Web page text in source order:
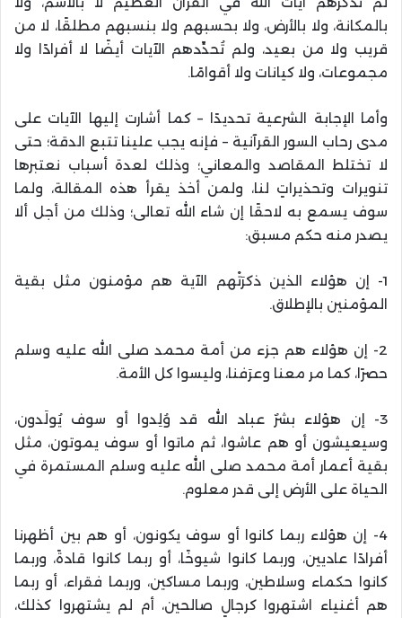
بالمكانة، ولا بالأرض، ولا بحسبهم ولا بنسبهم مطلقًا، لا من
قريب ولا من بعيد، ولم تُحدِّدهم الآيات أيضًا لا أفرادًا ولا
مجموعات، ولا كيانات ولا أقوامًا.
وأما الإجابة الشرعية تحديدًا – كما أشارت إليها الآيات على
مدى رحاب السور القرآنية – فإنه يجب علينا تتبع الدقة؛ حتى
لا تختلط المقاصد والمعاني؛ وذلك لعدة أسباب نعتبرها
تنويرات وتحذيراتٍ لنا، ولمن أخذ يقرأ هذه المقالة، ولما
سوف يسمع به لاحقًا إن شاء الله تعالى؛ وذلك من أجل ألا
يصدر منه حكم مسبق:
1- إن هؤلاء الذين ذكرَتْهم الآية هم مؤمنون مثل بقية
المؤمنين بالإطلاق.
2- إن هؤلاء هم جزء من أمة محمد صلى الله عليه وسلم
حصرًا، كما مر معنا وعرَفنا، وليسوا كل الأمة.
3- إن هؤلاء بشرٌ عباد الله قد وُلِدوا أو سوف يُولَدون،
وسيعيشون أو هم عاشوا، ثم ماتوا أو سوف يموتون، مثل
بقية أعمار أمة محمد صلى الله عليه وسلم المستمرة في
الحياة على الأرض إلى قدر معلوم.
4- إن هؤلاء ربما كانوا أو سوف يكونون، أو هم بين أظهرنا
أفرادًا عاديين، وربما كانوا شيوخًا، أو ربما كانوا قادةً، وربما
كانوا حكماء وسلاطين، وربما مساكين، وربما فقراء، أو ربما
هم أغنياء اشتهروا كرجالٍ صالحين، أم لم يشتهروا كذلك،